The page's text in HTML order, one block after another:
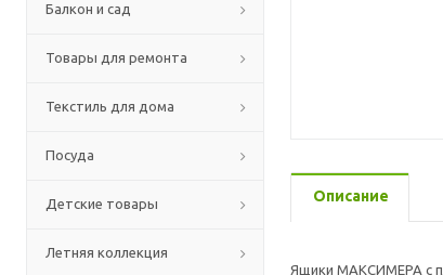
Балкон и сад
Товары для ремонта
Текстиль для дома
Посуда
Детские товары
Летняя коллекция
Описание
Ящики МАКСИМЕРА с